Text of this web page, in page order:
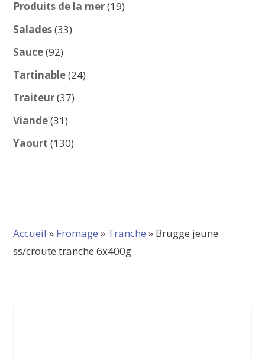
Produits de la mer 1919
Salades 3333
Sauce 9292
produits
Tartinable 2424
Traiteur 3737
Viande 3131
produits
Yaourt 130130
Accueil » Fromage » Tranche » Brugge jeune
ss/croute tranche 6x400g